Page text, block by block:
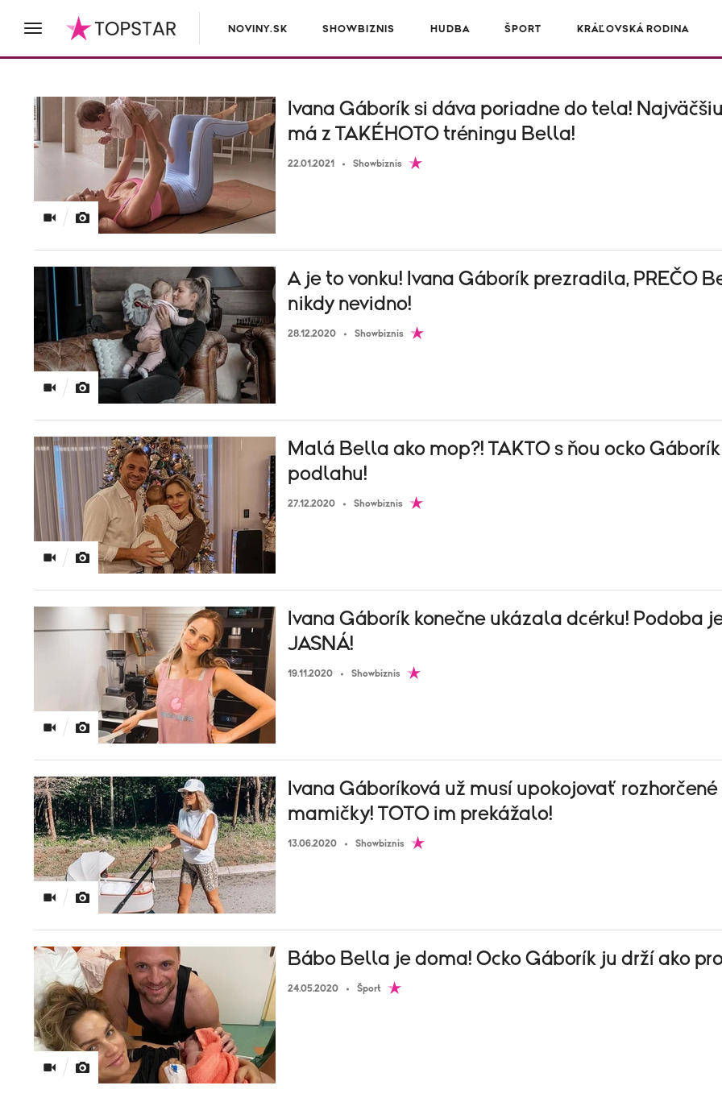
NOVINY.SK SHOWBIZNIS HUDBA ŠPORT KRÁĽOVSKÁ RODINA
Ivana Gáborík si dáva poriadne do tela!
má z TAKÉHOTO tréningu Bella!
22.01.2021 Showbiznis
A je to vonku! Ivana Gáborík prezradila, PREČO
nikdy nevidno!
28.12.2020 Showbiznis
Malá Bella ako mop?! TAKTO s ňou ocko
podlahu!
27.12.2020 Showbiznis
Ivana Gáborík konečne ukázala dcérku! Podoba
JASNÁ!
19.11.2020 Showbiznis
Ivana Gáboríková už musí upokojovať rozhorčené
mamičky! TOTO im prekážalo!
13.06.2020 Showbiznis
Bábo Bella je doma! Ocko Gáborík ju drží ako
24.05.2020 Šport